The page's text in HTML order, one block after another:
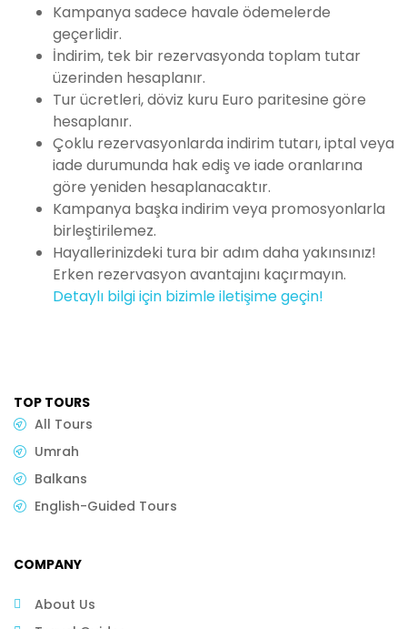
Kampanya sadece havale ödemelerde
geçerlidir.
İndirim, tek bir rezervasyonda toplam tutar
üzerinden hesaplanır.
Tur ücretleri, döviz kuru Euro paritesine göre
hesaplanır.
Çoklu rezervasyonlarda indirim tutarı, iptal veya
iade durumunda hak ediş ve iade oranlarına
göre yeniden hesaplanacaktır.
Kampanya başka indirim veya promosyonlarla
birleştirilemez.
Hayallerinizdeki tura bir adım daha yakınsınız!
Erken rezervasyon avantajını kaçırmayın.
Detaylı bilgi için bizimle iletişime geçin!
TOP TOURS
All Tours
Umrah
Balkans
English-Guided Tours
COMPANY
About Us